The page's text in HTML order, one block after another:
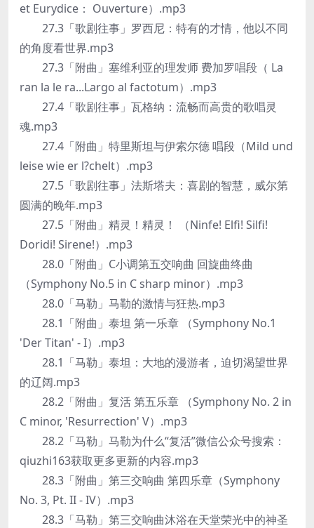
et Eurydice： Ouverture）.mp3
27.3「歌剧往事」罗西尼：特有的才情，他以不同
的角度看世界.mp3
27.3「附曲」塞维利亚的理发师 费加罗唱段（ La
ran la le ra...Largo al factotum）.mp3
27.4「歌剧往事」瓦格纳：流畅而高贵的歌唱灵
魂.mp3
27.4「附曲」特里斯坦与伊索尔德 唱段（Mild und
leise wie er l?chelt）.mp3
27.5「歌剧往事」法斯塔夫：喜剧的智慧，威尔第
圆满的晚年.mp3
27.5「附曲」精灵！精灵！ （Ninfe! Elfi! Silfi!
Doridi! Sirene!）.mp3
28.0「附曲」C小调第五交响曲 回旋曲终曲
（Symphony No.5 in C sharp minor）.mp3
28.0「马勒」马勒的激情与狂热.mp3
28.1「附曲」泰坦 第一乐章 （Symphony No.1
'Der Titan' - I）.mp3
28.1「马勒」泰坦：大地的漫游者，迫切渴望世界
的辽阔.mp3
28.2「附曲」复活 第五乐章 （Symphony No. 2 in
C minor, 'Resurrection' V）.mp3
28.2「马勒」马勒为什么“复活”微信公众号搜索：
qiuzhi163获取更多更新的内容.mp3
28.3「附曲」第三交响曲 第四乐章（Symphony
No. 3, Pt. II - IV）.mp3
28.3「马勒」第三交响曲沐浴在天堂荣光中的神圣